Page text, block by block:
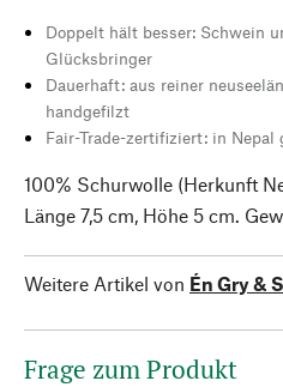
Doppelt hält besser: Schwein
Glücksbringer
Dauerhaft: aus reiner
handgefilzt
Fair-Trade-zertifiziert: in Nepal
100% Schurwolle (Herkunft
Länge 7,5 cm, Höhe 5 cm.
Weitere Artikel von Én Gry &
Frage zum Produkt